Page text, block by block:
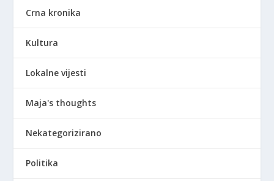
Crna kronika
Kultura
Lokalne vijesti
Maja's thoughts
Nekategorizirano
Politika